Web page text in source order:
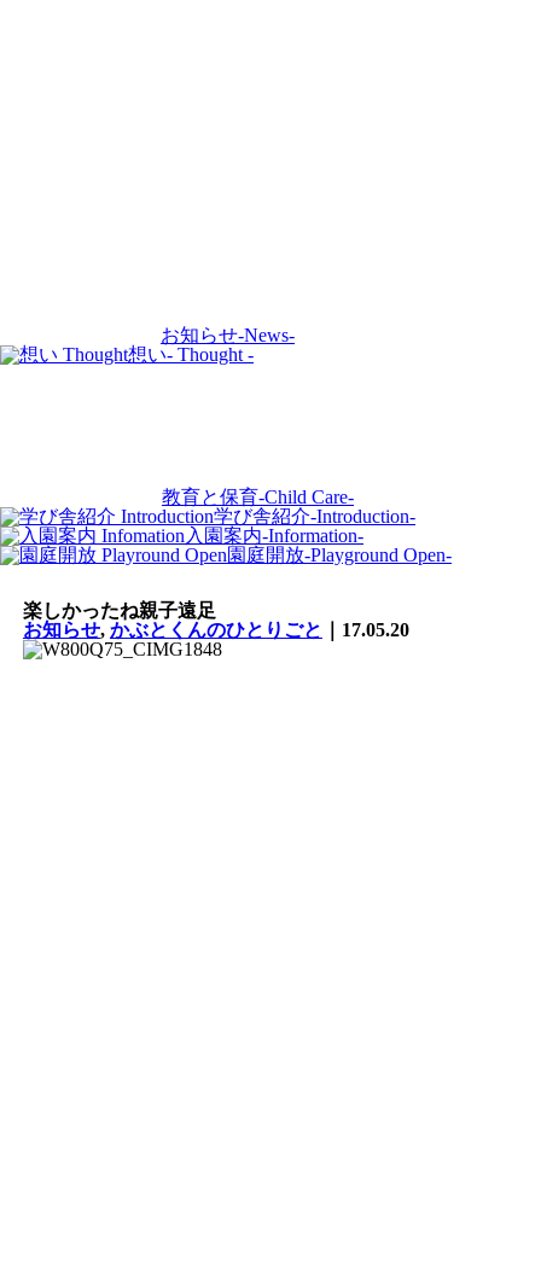
お知らせ-News-
想い- Thought -
教育と保育-Child Care-
学び舎紹介-Introduction-
入園案内-Information-
園庭開放-Playground Open-
楽しかったね親子遠足
お知らせ, かぶとくんのひとりごと ｜17.05.20